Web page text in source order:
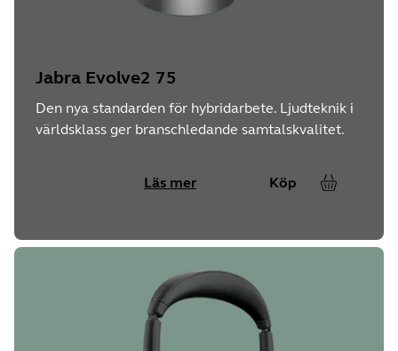
Jabra Evolve2 75
Den nya standarden för hybridarbete. Ljudteknik i
världsklass ger branschledande samtalskvalitet.
Läs mer Köp